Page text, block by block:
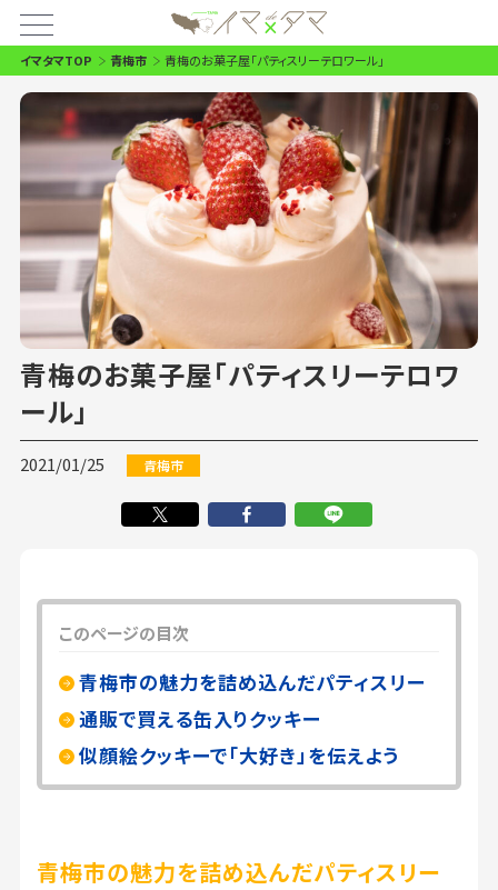
イマタマTOP 青梅市 青梅のお菓子屋「パティスリーテロワール」
青梅のお菓子屋「パティスリーテロワ
ール」
2021/01/25 青梅市
このページの目次
青梅市の魅力を詰め込んだパティスリー
通販で買える缶入りクッキー
似顔絵クッキーで「大好き」を伝えよう
青梅市の魅力を詰め込んだパティスリー